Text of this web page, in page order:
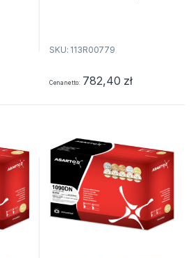
imponująco ostrymi obrazami i
SKU: 113R00779
Cena netto 782,40 zł